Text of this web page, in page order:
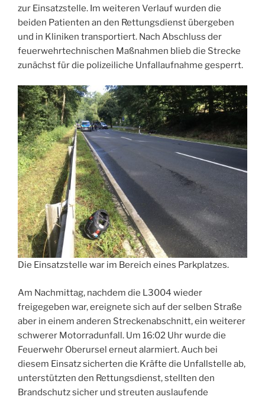
zur Einsatzstelle. Im weiteren Verlauf wurden die
beiden Patienten an den Rettungsdienst übergeben
und in Kliniken transportiert. Nach Abschluss der
feuerwehrtechnischen Maßnahmen blieb die Strecke
zunächst für die polizeiliche Unfallaufnahme gesperrt.
Die Einsatzstelle war im Bereich eines Parkplatzes.
Am Nachmittag, nachdem die L3004 wieder
freigegeben war, ereignete sich auf der selben Straße
aber in einem anderen Streckenabschnitt, ein weiterer
schwerer Motorradunfall. Um 16:02 Uhr wurde die
Feuerwehr Oberursel erneut alarmiert. Auch bei
diesem Einsatz sicherten die Kräfte die Unfallstelle ab,
unterstützten den Rettungsdienst, stellten den
Brandschutz sicher und streuten auslaufende